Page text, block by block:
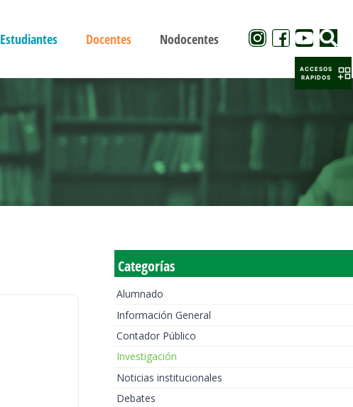
Estudiantes Docentes Nodocentes
Categorías
Alumnado
Información General
Contador Público
Investigación
Noticias institucionales
Debates
ACCESOS
RAPIDOS